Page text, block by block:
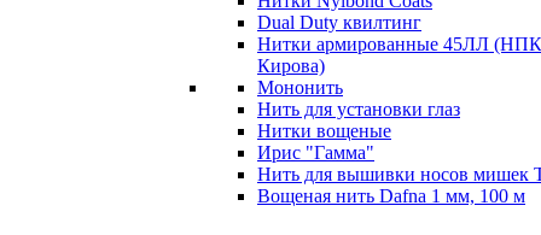
Dual Duty квилтинг
Нитки армированные 45ЛЛ
Кирова)
Мононить
Нить для установки глаз
Нитки вощеные
Ирис "Гамма"
Нить для вышивки носов мишек
Вощеная нить Dafna 1 мм, 100 м